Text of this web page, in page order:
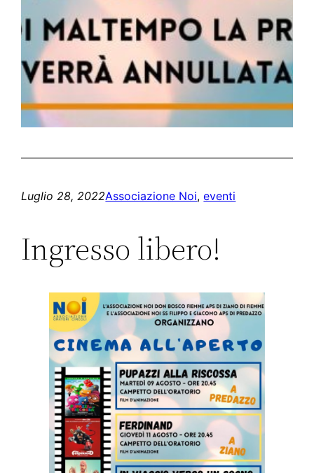
Luglio 28, 2022Associazione Noi, eventi
Ingresso libero!